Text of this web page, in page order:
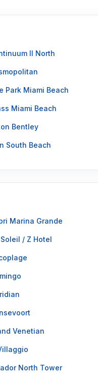
II North
Park Miami Beach
Miami Beach
Bentley
South Beach
Marina Grande
/ Z Hotel
Venetian
North Tower